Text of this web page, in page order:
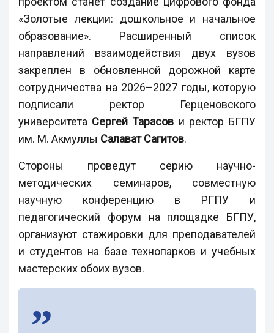
«Золотые лекции: дошкольное и начальное
образование». Расширенный список
направлений взаимодействия двух вузов
закреплен в обновленной дорожной карте
сотрудничества на 2026–2027 годы, которую
подписали ректор Герценовского
университета Сергей Тарасов и ректор БГПУ
им. М. Акмуллы Салават Сагитов.
Стороны проведут серию научно-
методических семинаров, совместную
научную конференцию в РГПУ и
педагогический форум на площадке БГПУ,
организуют стажировки для преподавателей
и студентов на базе технопарков и учебных
мастерских обоих вузов.